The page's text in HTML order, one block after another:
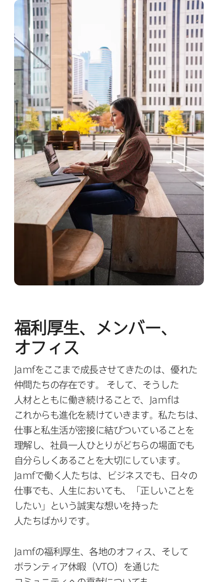
福利厚生、​メンバー、​
オフィス
Jamfを​ここまで​成長させてきたのは、​優れた​
仲間たちの​存在です。
そして、​そうした​
人材とともに​働き続ける​ことで、
Jamfは​
これからも​進化を​続けていきます。​私たちは、​
仕事と​私生活が​密接に​結びついている​ことを​
理解し、​社員一人​ひとりが​どちらの​場面でも​
自分らしく​ある​ことを​大切に​しています。
Jamfで​働く​人たちは、​ビジネスでも、​日々の​
仕事でも、​人生に​おいても、​「正しい​ことを​
したい」と​いう​誠実な​想いを​持った​
人たちばかりです。
Jamfの​福利厚生、​各地の​オフィス、​そして​
ボランティア休暇​（VTO）を​通じた​